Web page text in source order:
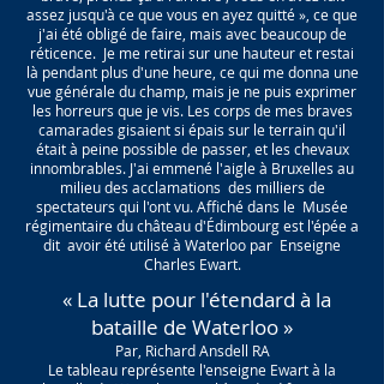
assez jusqu'à ce que vous en ayez quitté », ce que
j'ai été obligé de faire, mais avec beaucoup de
réticence. Je me retirai sur une hauteur et restai
là pendant plus d'une heure, ce qui me donna une
vue générale du champ, mais je ne puis exprimer
les horreurs que je vis. Les corps de mes braves
camarades gisaient si épais sur le terrain qu'il
était à peine possible de passer, et les chevaux
innombrables. J'ai emmené l'aigle à Bruxelles au
milieu des acclamations des milliers de
spectateurs qui l'ont vu. Affiché dans le Musée
régimentaire du château d'Édimbourg est l'épée a
dit avoir été utilisé à Waterloo par Enseigne
Charles Ewart.
« La lutte pour l'étendard à la
bataille de Waterloo »
Par, Richard Ansdell RA
Le tableau représente l'enseigne Ewart à la